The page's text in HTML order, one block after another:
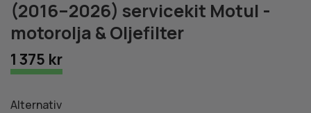
(2016–2026) servicekit Motul -
motorolja & Oljefilter
1 375 kr
Alternativ